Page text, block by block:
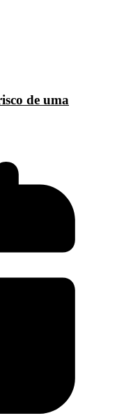
de uma